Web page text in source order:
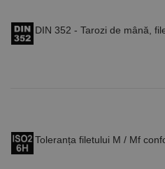
DIN 352 - Tarozi de mână,
Toleranța filetului M / Mf